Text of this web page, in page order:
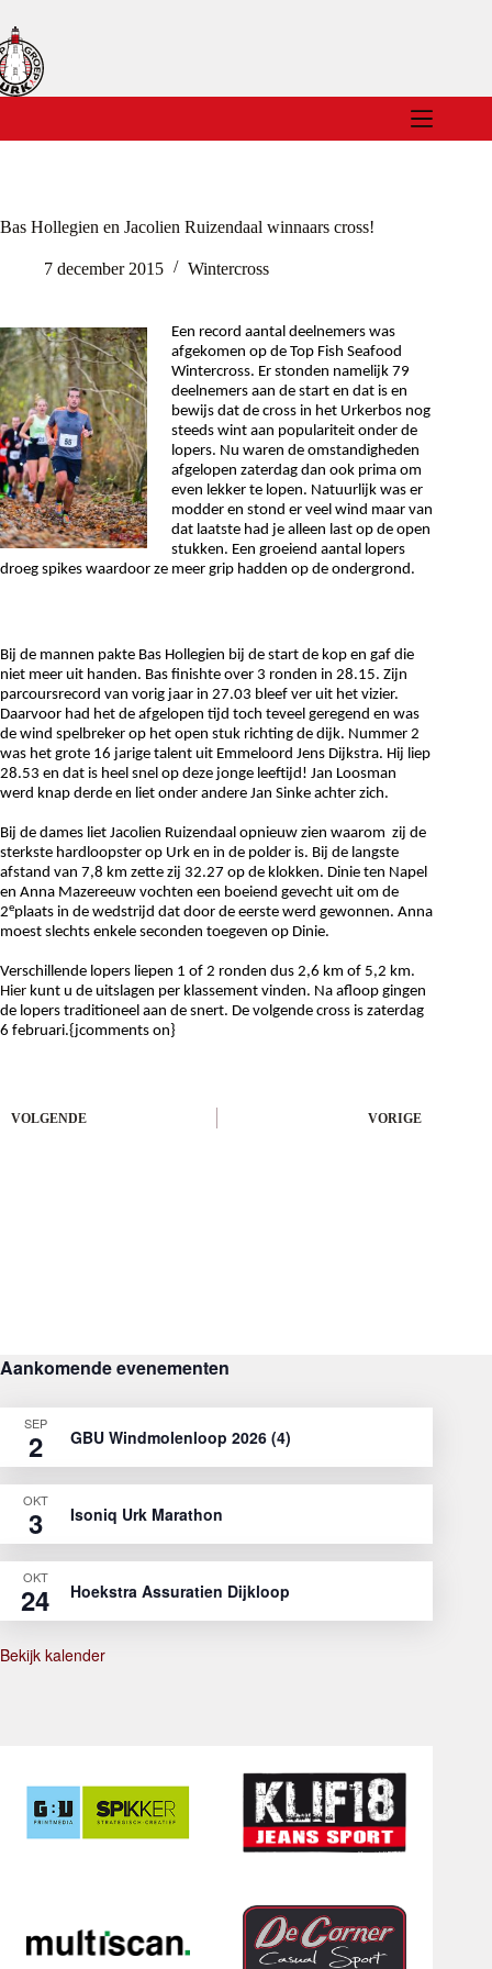
naar
de
inhoud
Bas Hollegien en Jacolien Ruizendaal winnaars cross!
7 december 2015 Wintercross
Een record aantal deelnemers was
afgekomen op de Top Fish Seafood
Wintercross. Er stonden namelijk 79
deelnemers aan de start en dat is en
bewijs dat de cross in het Urkerbos nog
steeds wint aan populariteit onder de
lopers. Nu waren de omstandigheden
afgelopen zaterdag dan ook prima om
even lekker te lopen. Natuurlijk was er
modder en stond er veel wind maar van
dat laatste had je alleen last op de open
stukken. Een groeiend aantal lopers
droeg spikes waardoor ze meer grip hadden op de ondergrond.
Bij de mannen pakte Bas Hollegien bij de start de kop en gaf die
niet meer uit handen. Bas finishte over 3 ronden in 28.15. Zijn
parcoursrecord van vorig jaar in 27.03 bleef ver uit het vizier.
Daarvoor had het de afgelopen tijd toch teveel geregend en was
de wind spelbreker op het open stuk richting de dijk. Nummer 2
was het grote 16 jarige talent uit Emmeloord Jens Dijkstra. Hij liep
28.53 en dat is heel snel op deze jonge leeftijd! Jan Loosman
werd knap derde en liet onder andere Jan Sinke achter zich.
Bij de dames liet Jacolien Ruizendaal opnieuw zien waarom zij de
sterkste hardloopster op Urk en in de polder is. Bij de langste
afstand van 7,8 km zette zij 32.27 op de klokken. Dinie ten Napel
en Anna Mazereeuw vochten een boeiend gevecht uit om de
2eplaats in de wedstrijd dat door de eerste werd gewonnen. Anna
moest slechts enkele seconden toegeven op Dinie.
Verschillende lopers liepen 1 of 2 ronden dus 2,6 km of 5,2 km.
Hier kunt u de uitslagen per klassement vinden. Na afloop gingen
de lopers traditioneel aan de snert. De volgende cross is zaterdag
6 februari.{jcomments on}
VORIGE
VOLGENDE
Aankomende evenementen
SEP
2 GBU Windmolenloop 2026 (4)
OKT
3 Isoniq Urk Marathon
OKT
24 Hoekstra Assuratien Dijkloop
Bekijk kalender